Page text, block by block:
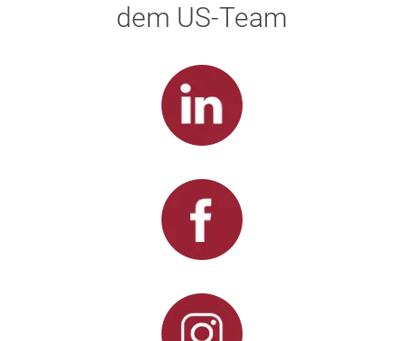
dem US-Team